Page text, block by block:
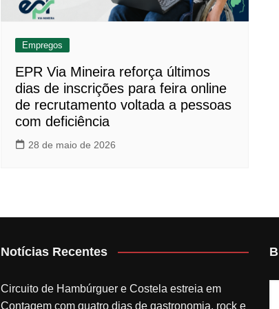
Empregos
EPR Via Mineira reforça últimos
dias de inscrições para feira online
de recrutamento voltada a pessoas
com deficiência
28 de maio de 2026
Notícias Recentes
Circuito de Hambúrguer e Costela estreia em
Contagem com quatro dias de gastronomia, rock e